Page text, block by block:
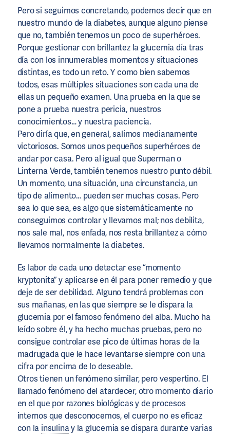
Pero si seguimos concretando, podemos decir que en
nuestro mundo de la diabetes, aunque alguno piense
que no, también tenemos un poco de superhéroes.
Porque gestionar con brillantez la glucemia día tras
día con los innumerables momentos y situaciones
distintas, es todo un reto. Y como bien sabemos
todos, esas múltiples situaciones son cada una de
ellas un pequeño examen. Una prueba en la que se
pone a prueba nuestra pericia, nuestros
conocimientos… y nuestra paciencia.
Pero diría que, en general, salimos medianamente
victoriosos. Somos unos pequeños superhéroes de
andar por casa. Pero al igual que Superman o
Linterna Verde, también tenemos nuestro punto débil.
Un momento, una situación, una circunstancia, un
tipo de alimento… pueden ser muchas cosas. Pero
sea lo que sea, es algo que sistemáticamente no
conseguimos controlar y llevamos mal; nos debilita,
nos sale mal, nos enfada, nos resta brillantez a cómo
llevamos normalmente la diabetes.
Es labor de cada uno detectar ese “momento
kryptonita” y aplicarse en él para poner remedio y que
deje de ser debilidad. Alguno tendrá problemas con
sus mañanas, en las que siempre se le dispara la
glucemia por el famoso fenómeno del alba. Mucho ha
leído sobre él, y ha hecho muchas pruebas, pero no
consigue controlar ese pico de últimas horas de la
madrugada que le hace levantarse siempre con una
cifra por encima de lo deseable.
Otros tienen un fenómeno similar, pero vespertino. El
llamado fenómeno del atardecer, otro momento diario
en el que por razones biológicas y de procesos
internos que desconocemos, el cuerpo no es eficaz
con la insulinay la glucemia se dispara durante varias